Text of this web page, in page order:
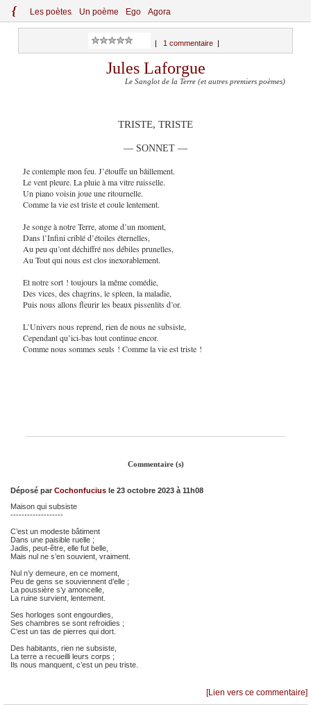
{ Les poètes Un poème Ego Agora
1 commentaire|
Jules Laforgue
Le Sanglot de la Terre (et autres premiers poèmes)
TRISTE, TRISTE
— SONNET —
Je contemple mon feu. J’étouffe un bâillement.
Le vent pleure. La pluie à ma vitre ruisselle.
Un piano voisin joue une ritournelle.
Comme la vie est triste et coule lentement.
Je songe à notre Terre, atome d’un moment,
Dans l’Infini criblé d’étoiles éternelles,
Au peu qu’ont déchiffré nos débiles prunelles,
Au Tout qui nous est clos inexorablement.
Et notre sort ! toujours la même comédie,
Des vices, des chagrins, le spleen, la maladie,
Puis nous allons fleurir les beaux pissenlits d’or.
L’Univers nous reprend, rien de nous ne subsiste,
Cependant qu’ici-bas tout continue encor.
Comme nous sommes seuls ! Comme la vie est triste !
Commentaire (s)
Déposé par Cochonfucius le 23 octobre 2023 à 11h08
Maison qui subsiste
-------------------
C’est un modeste bâtiment
Dans une paisible ruelle ;
Jadis, peut-être, elle fut belle,
Mais nul ne s’en souvient, vraiment.
Nul n’y demeure, en ce moment,
Peu de gens se souviennent d’elle ;
La poussière s’y amoncelle,
La ruine survient, lentement.
Ses horloges sont engourdies,
Ses chambres se sont refroidies ;
C’est un tas de pierres qui dort.
Des habitants, rien ne subsiste,
La terre a recueilli leurs corps ;
Ils nous manquent, c’est un peu triste.
[Lien vers ce commentaire]